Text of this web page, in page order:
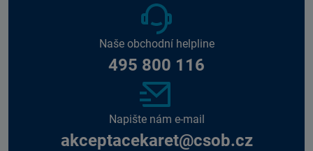
Naše obchodní helpline
495 800 116
Napište nám e-mail
akceptacekaret@csob.cz